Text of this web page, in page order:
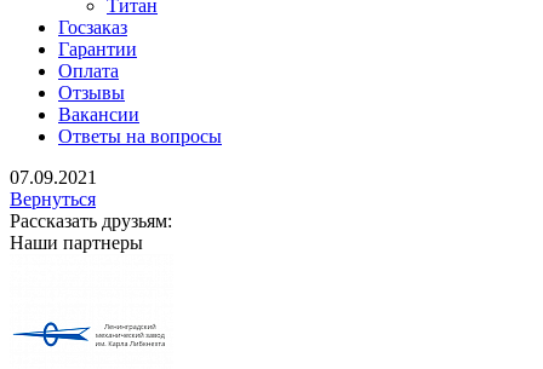
Титан
Госзаказ
Гарантии
Оплата
Отзывы
Вакансии
Ответы на вопросы
07.09.2021
Вернуться
Рассказать друзьям:
Наши партнеры